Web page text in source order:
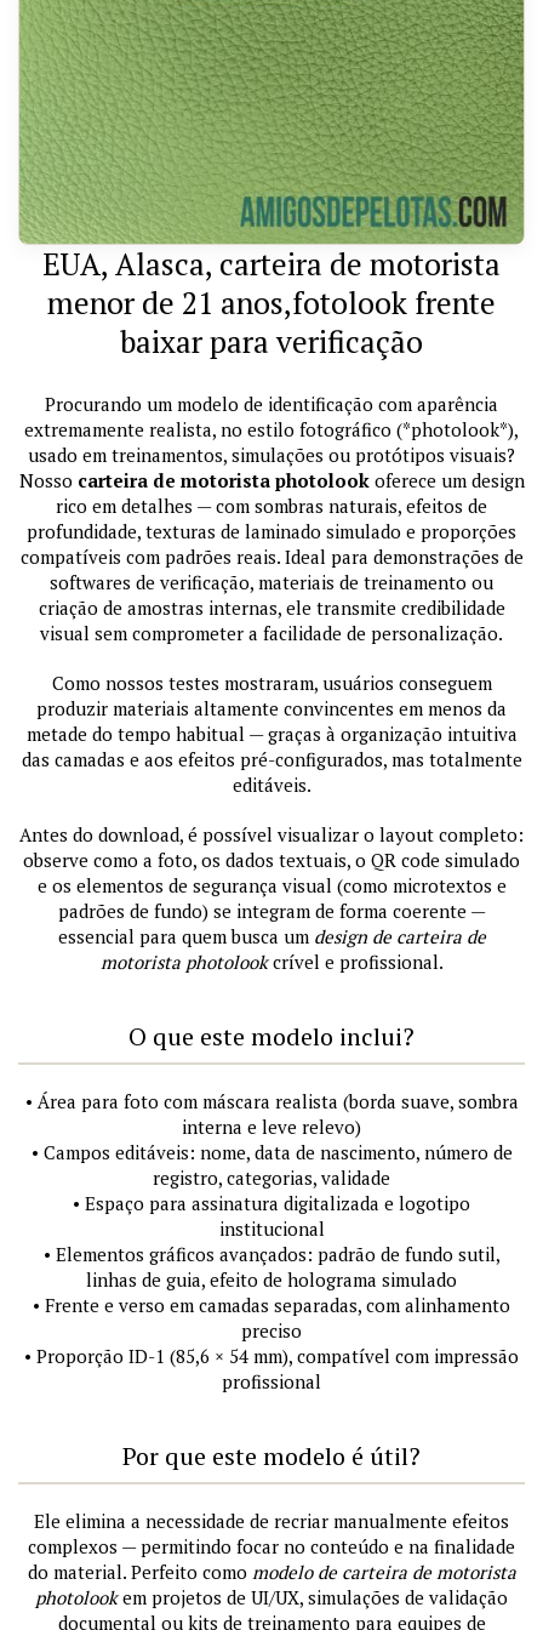
EUA, Alasca, carteira de motorista
menor de 21 anos,fotolook frente
baixar para verificação
Procurando um modelo de identificação com aparência
extremamente realista, no estilo fotográfico (*photolook*),
usado em treinamentos, simulações ou protótipos visuais?
Nosso carteira de motorista photolookoferece um design
rico em detalhes — com sombras naturais, efeitos de
profundidade, texturas de laminado simulado e proporções
compatíveis com padrões reais. Ideal para demonstrações de
softwares de verificação, materiais de treinamento ou
criação de amostras internas, ele transmite credibilidade
visual sem comprometer a facilidade de personalização.
Como nossos testes mostraram, usuários conseguem
produzir materiais altamente convincentes em menos da
metade do tempo habitual — graças à organização intuitiva
das camadas e aos efeitos pré-configurados, mas totalmente
editáveis.
Antes do download, é possível visualizar o layout completo:
observe como a foto, os dados textuais, o QR code simulado
e os elementos de segurança visual (como microtextos e
padrões de fundo) se integram de forma coerente —
essencial para quem busca um design de carteira de
motorista photolookcrível e profissional.
O que este modelo inclui?
• Área para foto com máscara realista (borda suave, sombra
interna e leve relevo)
• Campos editáveis: nome, data de nascimento, número de
registro, categorias, validade
• Espaço para assinatura digitalizada e logotipo
institucional
• Elementos gráficos avançados: padrão de fundo sutil,
linhas de guia, efeito de holograma simulado
• Frente e verso em camadas separadas, com alinhamento
preciso
• Proporção ID-1 (85,6 × 54 mm), compatível com impressão
profissional
Por que este modelo é útil?
Ele elimina a necessidade de recriar manualmente efeitos
complexos — permitindo focar no conteúdo e na finalidade
do material. Perfeito como modelo de carteira de motorista
photolookem projetos de UI/UX, simulações de validação
documental ou kits de treinamento para equipes de